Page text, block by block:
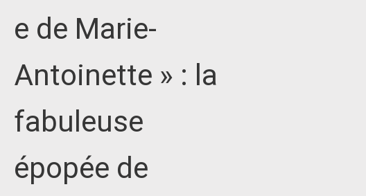
e de Marie-
Antoinette » : la
fabuleuse
épopée de